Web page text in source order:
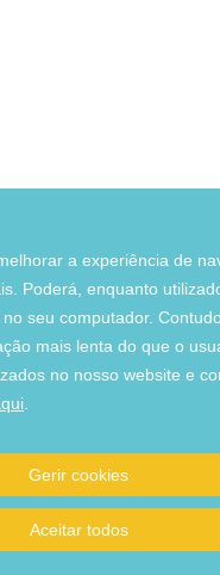
a experiência de
Poderá, enquanto
seu computador.
mais lenta do que o
no nosso website e
Gerir cookies
Aceitar todos